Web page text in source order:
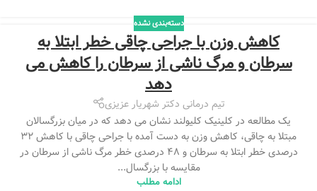
دسته‌بندی نشده
کاهش وزن با جراحی چاقی خطر ابتلا به
سرطان و مرگ ناشی از سرطان را کاهش می
دهد
تیم درمانی دکتر شهریار عزیزی
یک مطالعه در کلینیک کلیولند نشان می دهد که در میان بزرگسالان
مبتلا به چاقی، کاهش وزن به دست آمده با جراحی چاقی با کاهش 32
درصدی خطر ابتلا به سرطان و 48 درصدی خطر مرگ ناشی از سرطان در
مقایسه با بزرگسال...
ادامه مطلب